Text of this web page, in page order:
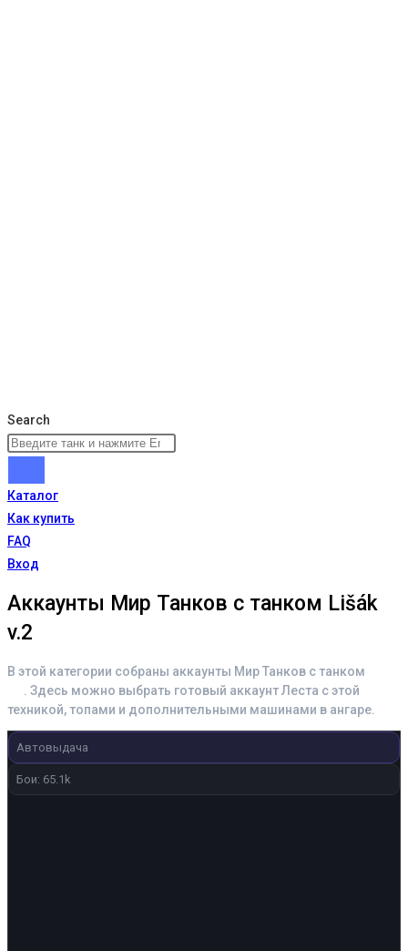
Search
Каталог
Как купить
FAQ
Вход
Аккаунты Мир Танков с танком Lišák
v.2
В этой категории собраны аккаунты Мир Танков с танком
. Здесь можно выбрать готовый аккаунт Леста с этой
техникой, топами и дополнительными машинами в ангаре.
Автовыдача
Бои: 65.1k